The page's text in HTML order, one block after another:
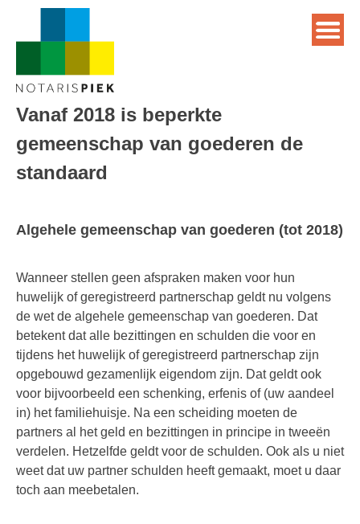
Vanaf 2018 is beperkte
gemeenschap van goederen de
standaard
Algehele gemeenschap van goederen (tot 2018)
Wanneer stellen geen afspraken maken voor hun
huwelijk of geregistreerd partnerschap geldt nu volgens
de wet de algehele gemeenschap van goederen. Dat
betekent dat alle bezittingen en schulden die voor en
tijdens het huwelijk of geregistreerd partnerschap zijn
opgebouwd gezamenlijk eigendom zijn. Dat geldt ook
voor bijvoorbeeld een schenking, erfenis of (uw aandeel
in) het familiehuisje. Na een scheiding moeten de
partners al het geld en bezittingen in principe in tweeën
verdelen. Hetzelfde geldt voor de schulden. Ook als u niet
weet dat uw partner schulden heeft gemaakt, moet u daar
toch aan meebetalen.